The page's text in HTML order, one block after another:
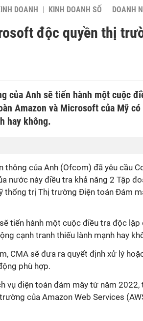
DOANH KINH DOANH SỐ DOANH
độc quyền thị
của Anh sẽ tiến hành một cuộc
Amazon và Microsoft của Mỹ có
hay không.
thông của Anh (Ofcom) đã yêu cầu
nước này điều tra khả năng 2 Tập
thống trị Thị trường Điện toán Đám
tiến hành một cuộc điều tra độc lập
cạnh tranh thiếu lành mạnh hay
CMA sẽ đưa ra quyết định xử lý
phù hợp.
vụ điện toán đám mây từ năm 2022,
của Amazon Web Services